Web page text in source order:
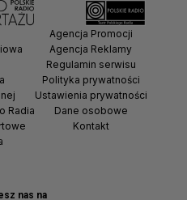
nas na
Radia
Agencja Promocji
Agencja Reklamy
Regulamin serwisu
Polityka prywatności
Ustawienia prywatności
Dane osobowe
Kontakt